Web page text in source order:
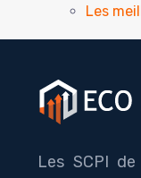
Les
Les SCPI